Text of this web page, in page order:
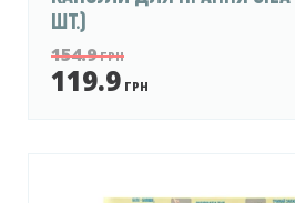
ШТ.)
154.9ГРН
119.9 ГРН